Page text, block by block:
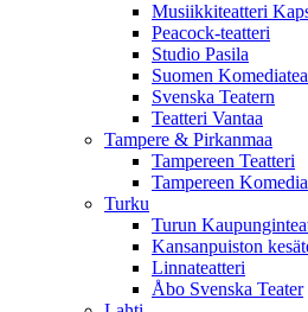
Musiikkiteatteri
Peacock-teatteri
Studio Pasila
Suomen
Svenska Teatern
Teatteri Vantaa
Tampere & Pirkanmaa
Tampereen Teatteri
Tampereen
Turku
Turun
Kansanpuiston
Linnateatteri
Åbo Svenska Teater